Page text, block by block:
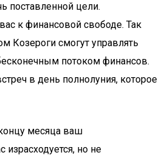
поставленной цели.
к финансовой свободе. Так
Козероги смогут управлять
потоком финансов.
в день полнолуния, которое
месяца ваш
израсходуется, но не